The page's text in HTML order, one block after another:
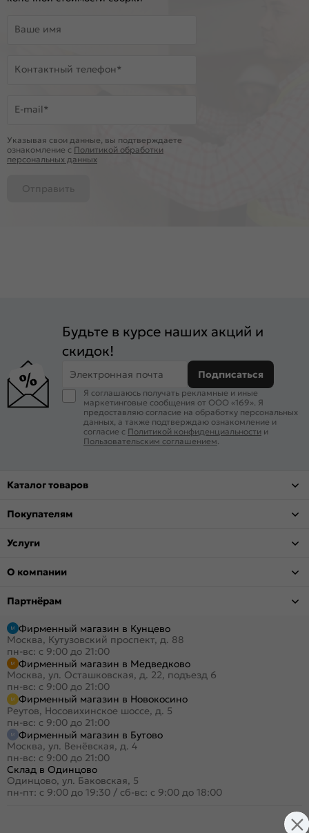
Ваше имя
Контактный телефон*
E-mail*
Указывая свои данные, вы подтверждаете
ознакомление c Политикой обработки
персональных данных
Отправить
Будьте в курсе наших акций и
скидок!
Электронная почта Подписаться
Я соглашаюсь получать рекламные и иные
маркетинговые сообщения от ООО «169». Я
предоставляю согласие на обработку персональных
данных, а также подтверждаю ознакомление и
согласие с Политикой конфиденциальности и
Пользовательским соглашением.
Каталог товаров
Покупателям
Услуги
О компании
Партнёрам
Фирменный магазин в Кунцево
Москва, Кутузовский проспект, д. 88
пн-вс: с 9:00 до 21:00
Фирменный магазин в Медведково
Москва, ул. Осташковская, д. 22, подъезд 6
пн-вс: с 9:00 до 21:00
Фирменный магазин в Новокосино
Реутов, Носовихинское шоссе, д. 5
пн-вс: с 9:00 до 21:00
Фирменный магазин в Бутово
Москва, ул. Венёвская, д. 4
пн-вс: с 9:00 до 21:00
Склад в Одинцово
Одинцово, ул. Баковская, 5
пн-пт: с 9:00 до 19:30 / сб-вс: с 9:00 до 18:00